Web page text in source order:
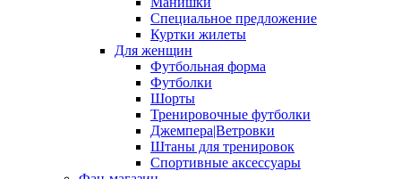
Специальное предложение
Куртки жилеты
Для женщин
Футбольная форма
Футболки
Шорты
Тренировочные футболки
Джемпера|Ветровки
Штаны для тренировок
Спортивные аксессуары